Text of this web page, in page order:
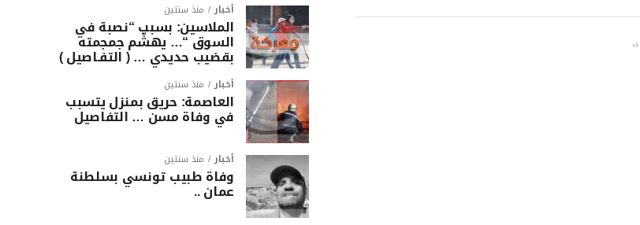
أخبار منذ سنتين
الملاسين: بسبب “نصبة في
السوق “… يهشّم جمجمته
بقضيب حديدي … ( التفـاصيل )
أخبار منذ سنتين
العاصمة: حريق بمنزل يتسبب
في وفاة مسن … التفاصيل
أخبار منذ سنتين
وفاة طبيب تونسي بسلطنة
عمان ..